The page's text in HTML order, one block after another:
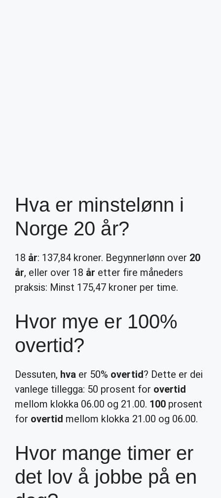
Hva er minstelønn i
Norge 20 år?
18 år: 137,84 kroner. Begynnerlønn over 20
år, eller over 18 år etter fire måneders
praksis: Minst 175,47 kroner per time.
Hvor mye er 100%
overtid?
Dessuten, hva er 50% overtid? Dette er dei
vanlege tillegga: 50 prosent for overtid
mellom klokka 06.00 og 21.00. 100prosent
for overtid mellom klokka 21.00 og 06.00.
Hvor mange timer er
det lov å jobbe på en